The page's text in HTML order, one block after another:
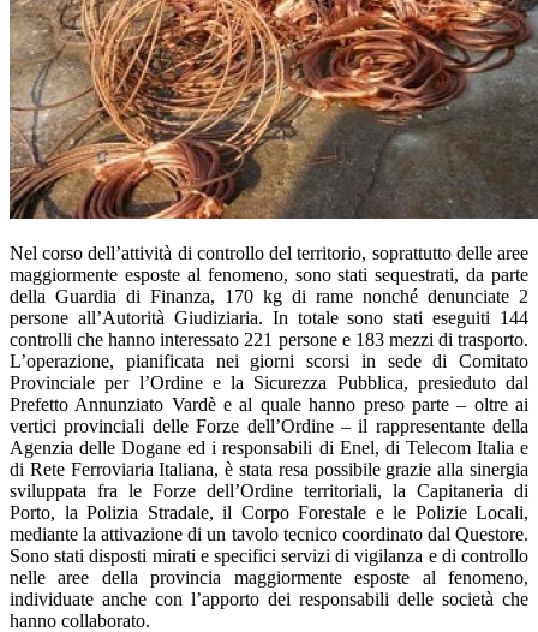
Nel corso dell’attività di controllo del territorio, soprattutto delle aree
maggiormente esposte al fenomeno, sono stati sequestrati, da parte
della Guardia di Finanza, 170 kg di rame nonché denunciate 2
persone all’Autorità Giudiziaria. In totale sono stati eseguiti 144
controlli che hanno interessato 221 persone e 183 mezzi di trasporto.
L’operazione, pianificata nei giorni scorsi in sede di Comitato
Provinciale per l’Ordine e la Sicurezza Pubblica, presieduto dal
Prefetto Annunziato Vardè e al quale hanno preso parte – oltre ai
vertici provinciali delle Forze dell’Ordine – il rappresentante della
Agenzia delle Dogane ed i responsabili di Enel, di Telecom Italia e
di Rete Ferroviaria Italiana, è stata resa possibile grazie alla sinergia
sviluppata fra le Forze dell’Ordine territoriali, la Capitaneria di
Porto, la Polizia Stradale, il Corpo Forestale e le Polizie Locali,
mediante la attivazione di un tavolo tecnico coordinato dal Questore.
Sono stati disposti mirati e specifici servizi di vigilanza e di controllo
nelle aree della provincia maggiormente esposte al fenomeno,
individuate anche con l’apporto dei responsabili delle società che
hanno collaborato.